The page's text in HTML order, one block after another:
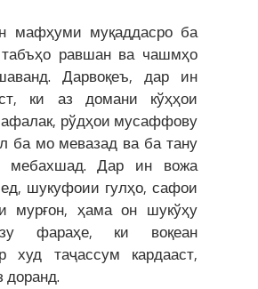
мафҳуми муқаддасро ба
равшан ва чашмҳо
Дарвоқеъ, дар ин
ки аз домани кўҳҳои
рўдҳои мусаффову
ба мо мевазад ва ба тану
мебахшад. Дар ин вожа
шукуфоии гулҳо, сафои
мурғон, ҳама он шукўҳу
фараҳе, ки воқеан
худ таҷассум кардааст,
доранд.